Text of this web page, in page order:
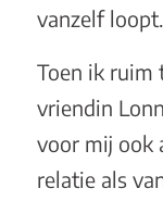
vanzelf loopt.
Toen ik ruim
vriendin
voor mij ook
relatie als